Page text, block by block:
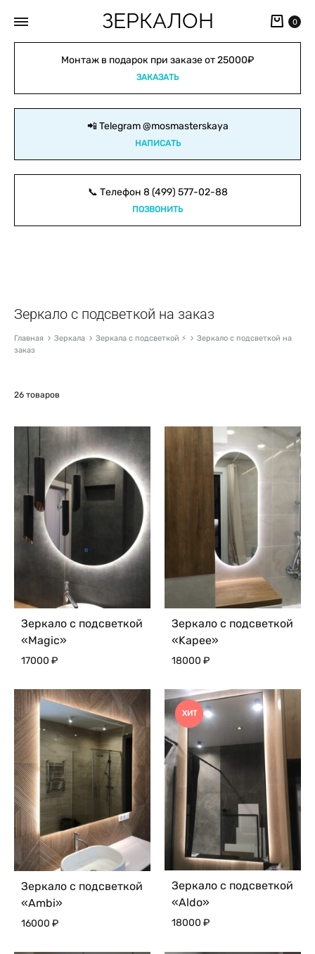
ЗЕРКАЛОН 0
Монтаж в подарок при заказе от 25000₽
ЗАКАЗАТЬ
📲 Telegram@mosmasterskaya
НАПИСАТЬ
📞 Телефон 8 (499) 577-02-88
ПОЗВОНИТЬ
Зеркало с подсветкой на заказ
Главная Зеркала Зеркала с подсветкой ⚡
Зеркало с подсветкой на
заказ
26 товаров
Зеркало с подсветкой
«Magic»
17000 ₽
Зеркало с подсветкой
«Kapee»
18000 ₽
Зеркало с подсветкой
«Ambi»
16000 ₽
ХИТ
Зеркало с подсветкой
«Aldo»
18000 ₽